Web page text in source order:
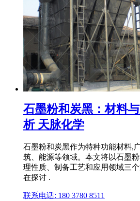
石墨粉和炭黑：材料
析 天脉化学
石墨粉和炭黑作为特种功能材料,
筑、能源等领域。本文将以石墨
理性质、制备工艺和应用领域三
在探讨 .
联系电话: 180 3780 8511